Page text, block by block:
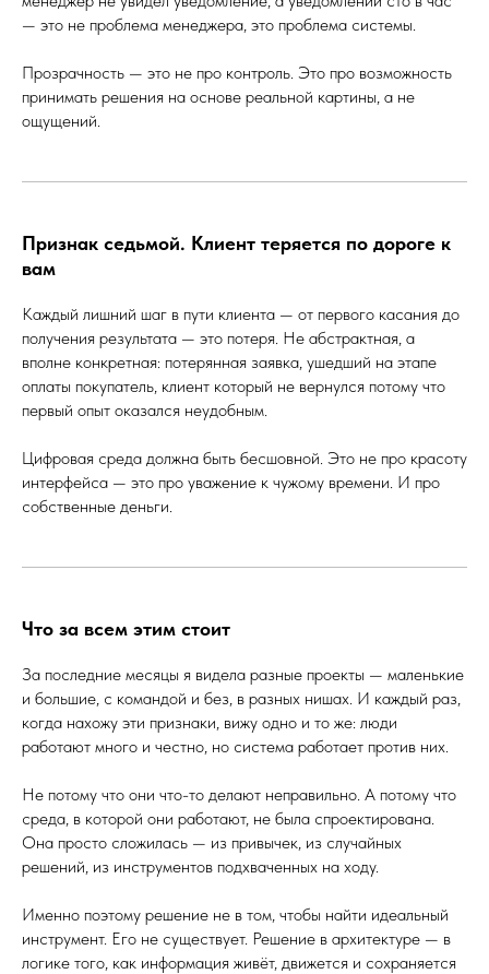
— это не проблема менеджера, это проблема системы.
Прозрачность — это не про контроль. Это про возможность
принимать решения на основе реальной картины, а не
ощущений.
Признак седьмой. Клиент теряется по дороге к
вам
Каждый лишний шаг в пути клиента — от первого касания до
получения результата — это потеря. Не абстрактная, а
вполне конкретная: потерянная заявка, ушедший на этапе
оплаты покупатель, клиент который не вернулся потому что
первый опыт оказался неудобным.
Цифровая среда должна быть бесшовной. Это не про красоту
интерфейса — это про уважение к чужому времени. И про
собственные деньги.
Что за всем этим стоит
За последние месяцы я видела разные проекты — маленькие
и большие, с командой и без, в разных нишах. И каждый раз,
когда нахожу эти признаки, вижу одно и то же: люди
работают много и честно, но система работает против них.
Не потому что они что-то делают неправильно. А потому что
среда, в которой они работают, не была спроектирована.
Она просто сложилась — из привычек, из случайных
решений, из инструментов подхваченных на ходу.
Именно поэтому решение не в том, чтобы найти идеальный
инструмент. Его не существует. Решение в архитектуре — в
логике того, как информация живёт, движется и сохраняется